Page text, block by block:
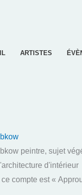
ARTISTES
peintre, sujet
d'intérieur
ce compte est «